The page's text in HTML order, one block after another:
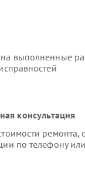
выполненные
консультация
ремонта,
по телефону